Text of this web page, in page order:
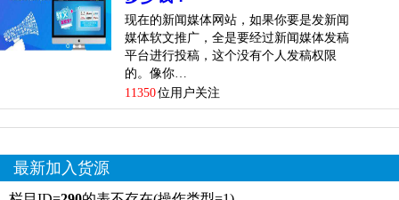
现在的新闻媒体网站，如果你要是发新闻
媒体软文推广，全是要经过新闻媒体发稿
平台进行投稿，这个没有个人发稿权限
的。像你…
11350位用户关注
最新加入货源